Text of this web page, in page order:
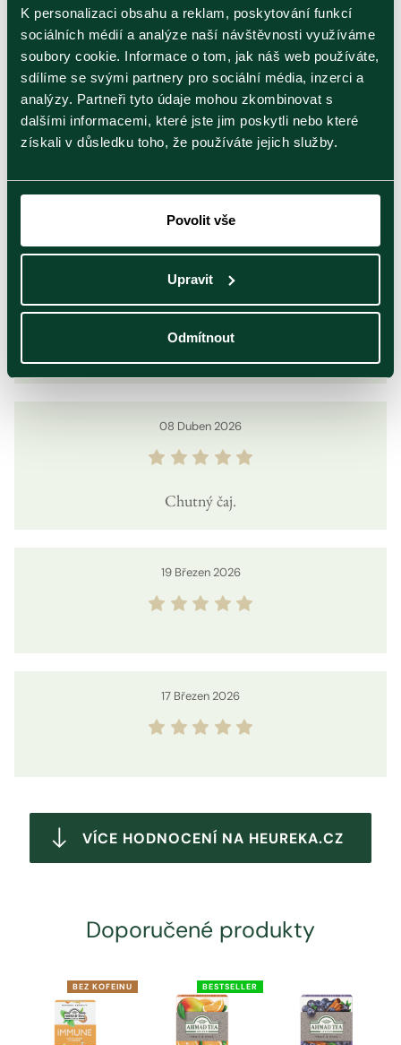
K personalizaci obsahu a reklam, poskytování funkcí
sociálních médií a analýze naší návštěvnosti využíváme
soubory cookie. Informace o tom, jak náš web používáte,
sdílíme se svými partnery pro sociální média, inzerci a
analýzy. Partneři tyto údaje mohou zkombinovat s
dalšími informacemi, které jste jim poskytli nebo které
získali v důsledku toho, že používáte jejich služby.
Povolit vše
Upravit
Odmítnout
ty kvalitní. Je sypaný, ale to já posuzuji spíše jako
výhodu pro kvalitu pití.
Duben
Výborný čaj Obrovský dík za výborné čaje, vždy
objednávka je bez chyby a tím je moje naprostá
08 Duben 2026
Chutný čaj.
19 Březen 2026
17 Březen 2026
VÍCE HODNOCENÍ NA HEUREKA.CZ
Doporučené produkty
BEZ KOFEINU BESTSELLER